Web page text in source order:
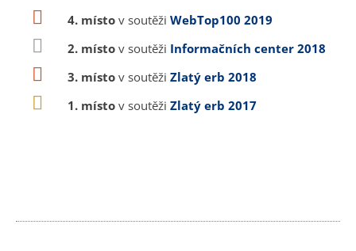
4. místo v soutěži WebTop100 2019
2. místo v soutěži Informačních center 2018
3. místo v soutěži Zlatý erb 2018
1. místo v soutěži Zlatý erb 2017